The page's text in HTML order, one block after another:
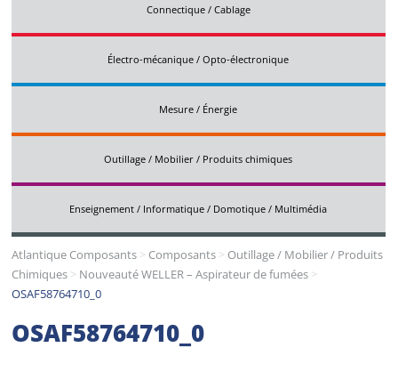
Connectique / Cablage
Électro-mécanique / Opto-électronique
Mesure / Énergie
Outillage / Mobilier / Produits chimiques
Enseignement / Informatique / Domotique / Multimédia
Atlantique Composants > Composants > Outillage / Mobilier / Produits
Chimiques > Nouveauté WELLER – Aspirateur de fumées >
OSAF58764710_0
OSAF58764710_0